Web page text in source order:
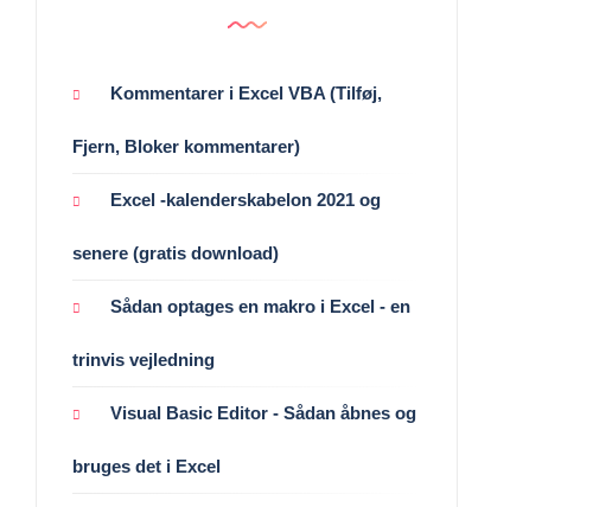
Kommentarer i Excel VBA (Tilføj,
Fjern, Bloker kommentarer)
Excel -kalenderskabelon 2021 og
senere (gratis download)
Sådan optages en makro i Excel - en
trinvis vejledning
Visual Basic Editor - Sådan åbnes og
bruges det i Excel